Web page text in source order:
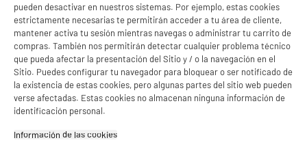
Rechazar todas
BIENVENIDO a ELECTRO
DEPOT
Con el fin de mejorar tu experiencia, y tras tu consentimiento, ELECTRO DEPOT
pueden desactivar en nuestros sistemas. Por ejemplo, estas cookies
estrictamente necesarias te permitirán acceder a tu área de cliente,
mantener activa tu sesión mientras navegas o administrar tu carrito de
compras. También nos permitirán detectar cualquier problema técnico
que pueda afectar la presentación del Sitio y / o la navegación en el
Sitio. Puedes configurar tu navegador para bloquear o ser notificado de
la existencia de estas cookies, pero algunas partes del sitio web pueden
verse afectadas. Estas cookies no almacenan ninguna información de
identificación personal.
Información de las cookies‎